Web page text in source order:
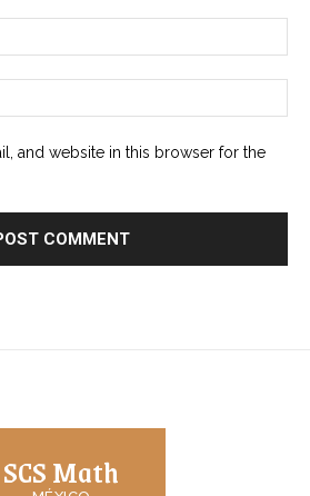
and website in this browser for the
SCS Math